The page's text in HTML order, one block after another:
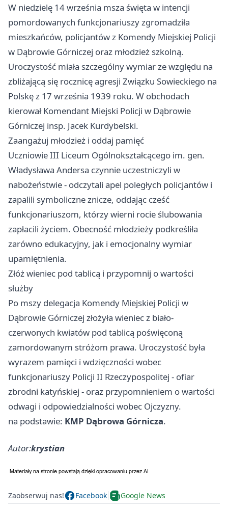
W niedzielę 14 września msza święta w intencji
pomordowanych funkcjonariuszy zgromadziła
mieszkańców, policjantów z Komendy Miejskiej Policji
w Dąbrowie Górniczej oraz młodzież szkolną.
Uroczystość miała szczególny wymiar ze względu na
zbliżającą się rocznicę agresji Związku Sowieckiego na
Polskę z 17 września 1939 roku. W obchodach
kierował Komendant Miejski Policji w Dąbrowie
Górniczej insp. Jacek Kurdybelski.
Zaangażuj młodzież i oddaj pamięć
Uczniowie III Liceum Ogólnokształcącego im. gen.
Władysława Andersa czynnie uczestniczyli w
nabożeństwie - odczytali apel poległych policjantów i
zapalili symboliczne znicze, oddając cześć
funkcjonariuszom, którzy wierni rocie ślubowania
zapłacili życiem. Obecność młodzieży podkreśliła
zarówno edukacyjny, jak i emocjonalny wymiar
upamiętnienia.
Złóż wieniec pod tablicą i przypomnij o wartości
służby
Po mszy delegacja Komendy Miejskiej Policji w
Dąbrowie Górniczej złożyła wieniec z biało-
czerwonych kwiatów pod tablicą poświęconą
zamordowanym stróżom prawa. Uroczystość była
wyrazem pamięci i wdzięczności wobec
funkcjonariuszy Policji II Rzeczypospolitej - ofiar
zbrodni katyńskiej - oraz przypomnieniem o wartości
odwagi i odpowiedzialności wobec Ojczyzny.
na podstawie: KMP Dąbrowa Górnicza.
Autor:krystian
Zaobserwuj nas! Facebook Google News